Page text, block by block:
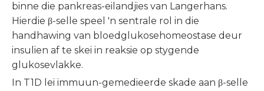
binne die pankreas-eilandjies van Langerhans.
Hierdie β-selle speel 'n sentrale rol in die
handhawing van bloedglukosehomeostase deur
insulien af ​​te skei in reaksie op stygende
glukosevlakke.
In T1D lei immuun-gemedieerde skade aan β-selle